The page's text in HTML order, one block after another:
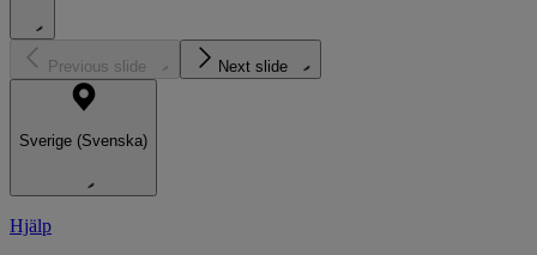
Previous slide Next slide
Sverige (Svenska)
Hjälp